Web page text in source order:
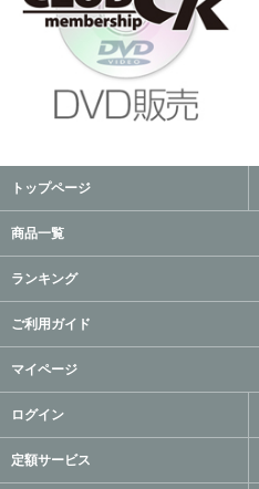
トップページ
商品一覧
ランキング
ご利用ガイド
マイページ
ログイン
定額サービス